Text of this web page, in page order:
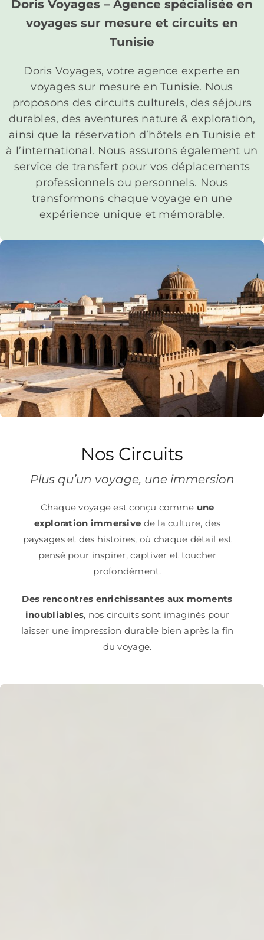
Doris Voyages – Agence spécialisée en
voyages sur mesure et circuits en
Tunisie
Doris Voyages, votre agence experte en
voyages sur mesure en Tunisie. Nous
proposons des circuits culturels, des séjours
durables, des aventures nature & exploration,
ainsi que la réservation d’hôtels en Tunisie et
à l’international. Nous assurons également un
service de transfert pour vos déplacements
professionnels ou personnels. Nous
transformons chaque voyage en une
expérience unique et mémorable.
Nos Circuits
Plus qu’un voyage, une immersion
Chaque voyage est conçu comme une
exploration immersive de la culture, des
paysages et des histoires, où chaque détail est
pensé pour inspirer, captiver et toucher
profondément.
Des rencontres enrichissantes aux moments
inoubliables, nos circuits sont imaginés pour
laisser une impression durable bien après la fin
du voyage.